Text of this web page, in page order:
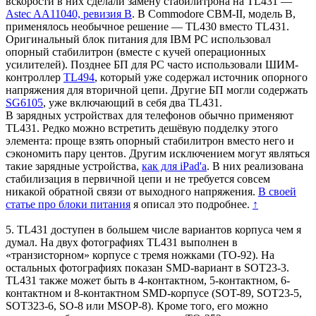
Astec AA11040, ревизия B. В Commodore CBM-II, модель B,
применялось необычное решение — TL430 вместо TL431.
Оригинальный блок питания для IBM PC использовал
опорный стабилитрон (вместе с кучей операционных
усилителей). Позднее БП для PC часто использовали ШИМ-
контроллер TL494, который уже содержал источник опорного
напряжения для вторичной цепи. Другие БП могли содержать
SG6105, уже включающий в себя два TL431.
В зарядных устройствах для телефонов обычно применяют
TL431. Редко можно встретить дешёвую подделку этого
элемента: проще взять опорный стабилитрон вместо него и
сэкономить пару центов. Другим исключением могут являться
такие зарядные устройства, как для iPad'a. В них реализована
стабилизация в первичной цепи и не требуется совсем
никакой обратной связи от выходного напряжения. В своей
статье про блоки питания я описал это подробнее. ↑
5. TL431 доступен в большем числе вариантов корпуса чем я
думал. На двух фотографиях TL431 выполнен в
«транзисторном» корпусе с тремя ножками (TO-92). На
остальных фотографиях показан SMD-вариант в SOT23-3.
TL431 также может быть в 4-контактном, 5-контактном, 6-
контактном и 8-контактном SMD-корпусе (SOT-89, SOT23-5,
SOT323-6, SO-8 или MSOP-8). Кроме того, его можно